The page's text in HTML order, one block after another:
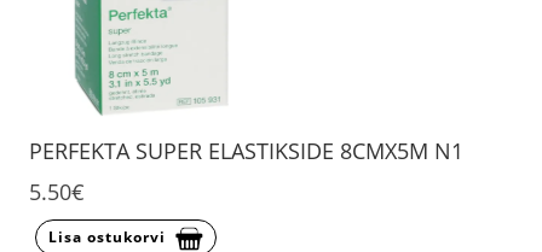
PERFEKTA SUPER ELASTIKSIDE 8CMX5M N1
5.50€
Lisa ostukorvi